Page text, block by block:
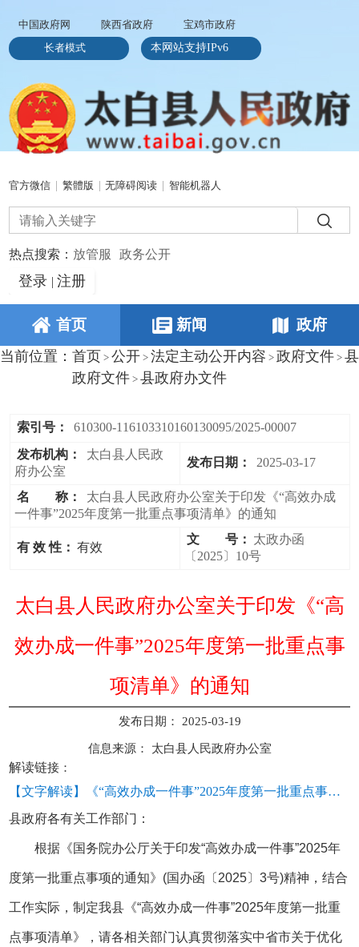
中国政府网 陕西省政府
宝鸡市政府
长者模式
本网站支持IPv6
官方微信 繁體版 无障碍阅读 智能机器人
热点搜索： 放管服 政务公开
登录 注册
首页 新闻 政府
当前位置： 首页 > 公开 > 法定主动公开内容 > 政府文件 > 县
政府文件 > 县政府办文件
索引号：
610300-116103310160130095/2025-00007
发布机构：
太白县人民政
府办公室
发布日期： 2025-03-17
名 称：
太白县人民政府办公室关于印发《“高效办成
一件事”2025年度第一批重点事项清单》的通知
有 效 性： 有效
文 号： 太政办函
〔2025〕10号
太白县人民政府办公室关于印发《“高
效办成一件事”2025年度第一批重点事
项清单》的通知
发布日期： 2025-03-19
信息来源： 太白县人民政府办公室
解读链接：
【文字解读】《“高效办成一件事”2025年度第一批重点事项清单》政策解读
县政府各有关工作部门：
根据《国务院办公厅关于印发“高效办成一件事”2025年
度第一批重点事项的通知》(国办函〔2025〕3号)精神，结合
工作实际，制定我县《“高效办成一件事”2025年度第一批重
点事项清单》，请各相关部门认真贯彻落实中省市关于优化